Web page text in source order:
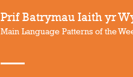
Prif Batrymau Iaith yr
Main Language Patterns of the